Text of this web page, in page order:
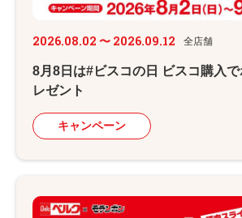
2026.08.02 〜 2026.09.12 全店舗
8月8日は#ビスコの日 ビスコ購入
レゼント
キャンペーン